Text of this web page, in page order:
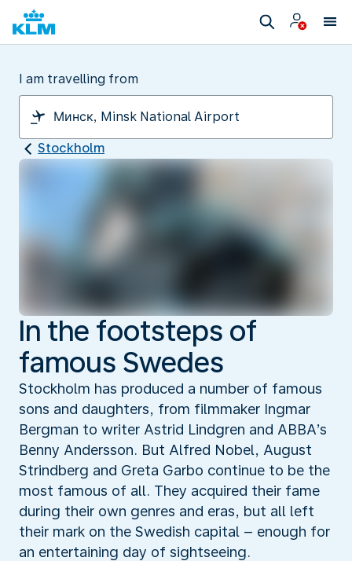
I am travelling from
Stockholm
In the footsteps of
famous Swedes
Stockholm has produced a number of famous
sons and daughters, from filmmaker Ingmar
Bergman to writer Astrid Lindgren and ABBA’s
Benny Andersson. But Alfred Nobel, August
Strindberg and Greta Garbo continue to be the
most famous of all. They acquired their fame
during their own genres and eras, but all left
their mark on the Swedish capital – enough for
an entertaining day of sightseeing.